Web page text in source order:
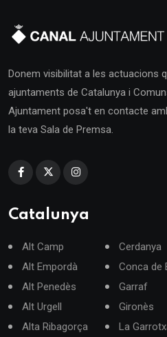
Donem visibilitat a les actuacions
ajuntaments de Catalunya i
Ajuntament posa't en contacte
la teva Sala de Premsa.
Catalunya
Alt Camp
Alt Empordà
Alt Penedès
Alt Urgell
Alta Ribagorça
Cerdanya
Conca de
Garraf
Gironès
La